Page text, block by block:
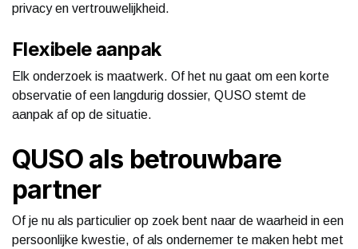
privacy en vertrouwelijkheid.
Flexibele aanpak
Elk onderzoek is maatwerk. Of het nu gaat om een korte
observatie of een langdurig dossier, QUSO stemt de
aanpak af op de situatie.
QUSO als betrouwbare
partner
Of je nu als particulier op zoek bent naar de waarheid in een
persoonlijke kwestie, of als ondernemer te maken hebt met